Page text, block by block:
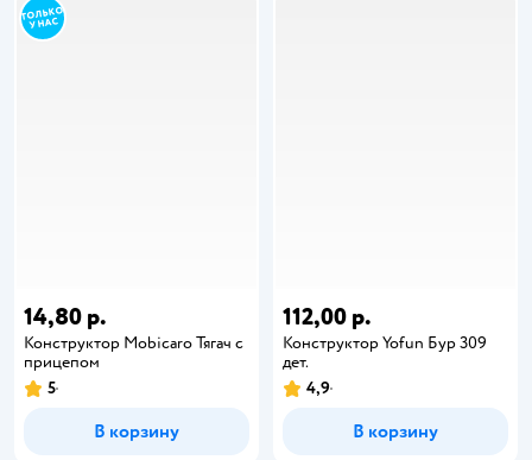
14,80 р.
Конструктор Mobicaro Тягач с
прицепом
5
В корзину
112,00 р.
Конструктор Yofun Бур 309
дет.
4,9
В корзину